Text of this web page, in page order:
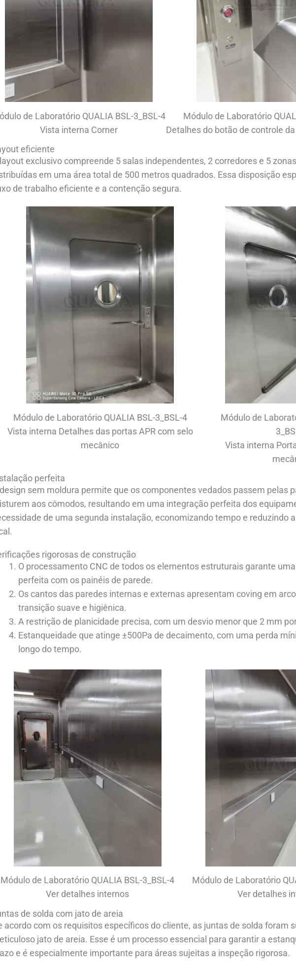
de Laboratório QUALIA BSL-3_BSL-4
Vista interna Corner
Módulo de Laboratório
Detalhes do botão de controle
eficiente
exclusivo compreende 5 salas independentes, 2 corredores e 5
em uma área total de 500 metros quadrados. Essa disposição
de trabalho eficiente e a contenção segura.
Módulo de Laboratório QUALIA BSL-3_BSL-4
Vista interna Detalhes das portas APR com selo
mecânico
Módulo de
Vista interna
perfeita
sem moldura permite que os componentes vedados passem pelas
aos cômodos, resultando em uma integração perfeita dos
de uma segunda instalação, economizando tempo e reduzindo
rigorosas de construção
O processamento CNC de todos os elementos estruturais garante
perfeita com os painéis de parede.
Os cantos das paredes internas e externas apresentam coving em
transição suave e higiênica.
A restrição de planicidade precisa, com um desvio menor que 2 mm
Estanqueidade que atinge ±500Pa de decaimento, com uma perda
longo do tempo.
Módulo de Laboratório QUALIA BSL-3_BSL-4
Ver detalhes internos
Módulo de Laboratório
Ver detalhes
de solda com jato de areia
acordo com os requisitos específicos do cliente, as juntas de solda foram
jato de areia. Esse é um processo essencial para garantir a
e é especialmente importante para áreas sujeitas a inspeção rigorosa.